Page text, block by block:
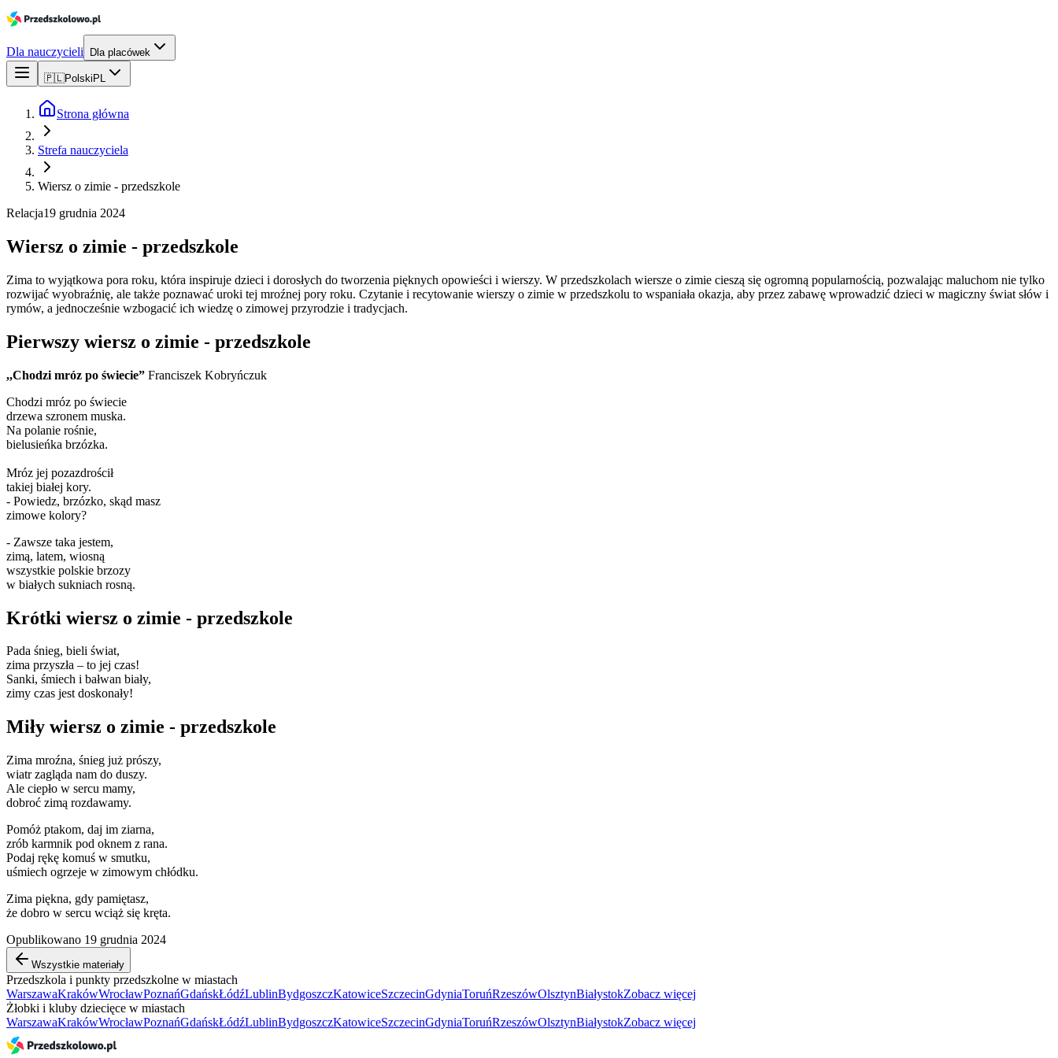
Dla nauczycieli Dla placówek
🇵🇱Polski PL
Strona główna
Strefa nauczyciela
Wiersz o zimie - przedszkole
Relacja19 grudnia 2024
Wiersz o zimie - przedszkole
Zima to wyjątkowa pora roku, która inspiruje dzieci i dorosłych do tworzenia pięknych opowieści i wierszy. W przedszkolach wiersze o zimie cieszą się ogromną popularnością, pozwalając maluchom nie tylko
rozwijać wyobraźnię, ale także poznawać uroki tej mroźnej pory roku. Czytanie i recytowanie wierszy o zimie w przedszkolu to wspaniała okazja, aby przez zabawę wprowadzić dzieci w magiczny świat słów i
rymów, a jednocześnie wzbogacić ich wiedzę o zimowej przyrodzie i tradycjach.
Pierwszy wiersz o zimie - przedszkole
,,Chodzi mróz po świecie” Franciszek Kobryńczuk
Chodzi mróz po świecie
drzewa szronem muska.
Na polanie rośnie,
bielusieńka brzózka.
Mróz jej pozazdrościł
takiej białej kory.
- Powiedz, brzózko, skąd masz
zimowe kolory?
- Zawsze taka jestem,
zimą, latem, wiosną
wszystkie polskie brzozy
w białych sukniach rosną.
Krótki wiersz o zimie - przedszkole
Pada śnieg, bieli świat,
zima przyszła – to jej czas!
Sanki, śmiech i bałwan biały,
zimy czas jest doskonały!
Miły wiersz o zimie - przedszkole
Zima mroźna, śnieg już prószy,
wiatr zagląda nam do duszy.
Ale ciepło w sercu mamy,
dobroć zimą rozdawamy.
Pomóż ptakom, daj im ziarna,
zrób karmnik pod oknem z rana.
Podaj rękę komuś w smutku,
uśmiech ogrzeje w zimowym chłódku.
Zima piękna, gdy pamiętasz,
że dobro w sercu wciąż się kręta.
Opublikowano 19 grudnia 2024
Wszystkie materiały
Przedszkola i punkty przedszkolne w miastach
WarszawaKrakówWrocławPoznańGdańskŁódźLublinBydgoszczKatowiceSzczecinGdyniaToruńRzeszówOlsztynBiałystokZobacz więcej
Żłobki i kluby dziecięce w miastach
WarszawaKrakówWrocławPoznańGdańskŁódźLublinBydgoszczKatowiceSzczecinGdyniaToruńRzeszówOlsztynBiałystokZobacz więcej